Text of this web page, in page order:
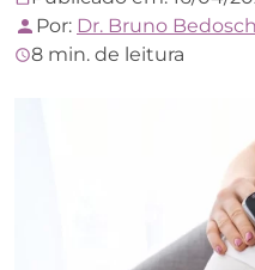
Por: Dr. Bruno
8 min. de leitura